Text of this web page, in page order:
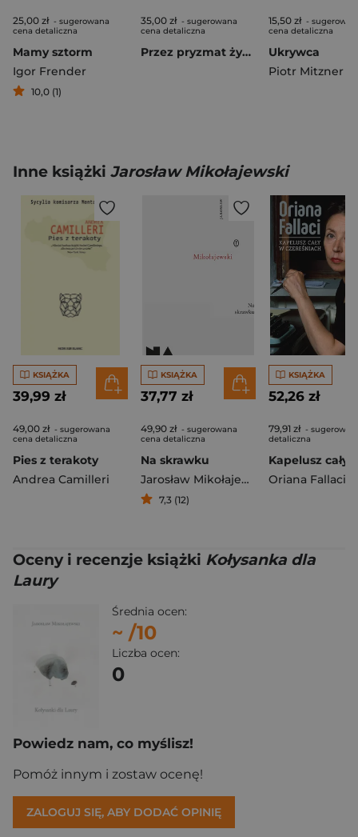
25,00 zł - sugerowana
cena detaliczna
Mamy sztorm
Igor Frender
10,0 (1)
35,00 zł - sugerowana
cena detaliczna
Przez pryzmat życia…
15,50 zł -
cena detaliczna
Ukrywca
Piotr Mitzner
Inne książki Jarosław Mikołajewski
KSIĄŻKA
39,99 zł
49,00 zł - sugerowana
cena detaliczna
Pies z terakoty
Andrea Camilleri
KSIĄŻKA
37,77 zł
49,90 zł - sugerowana
cena detaliczna
Na skrawku
Jarosław Mikołajewski
7,3 (12)
KSIĄŻKA
52,26 zł
79,91 zł -
detaliczna
Oriana Fallaci
Oceny i recenzje książki Kołysanka dla
Laury
Średnia ocen:
~ /10
Liczba ocen:
0
Powiedz nam, co myślisz!
Pomóż innym i zostaw ocenę!
ZALOGUJ SIĘ, ABY DODAĆ OPINIĘ